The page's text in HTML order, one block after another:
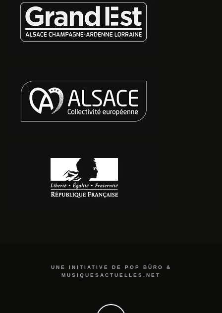
UNE INITIATIVE DE POP BÜRO &
MUSIQUESACTUELLES.NET